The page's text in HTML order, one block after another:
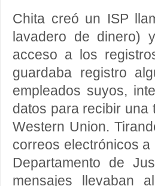
Chita creó un ISP
lavadero de dinero)
acceso a los
guardaba registro
empleados suyos,
datos para recibir una
Western Union.
correos electrónicos
Departamento de
mensajes llevaban